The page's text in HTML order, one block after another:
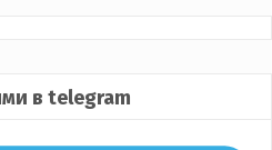
в telegram